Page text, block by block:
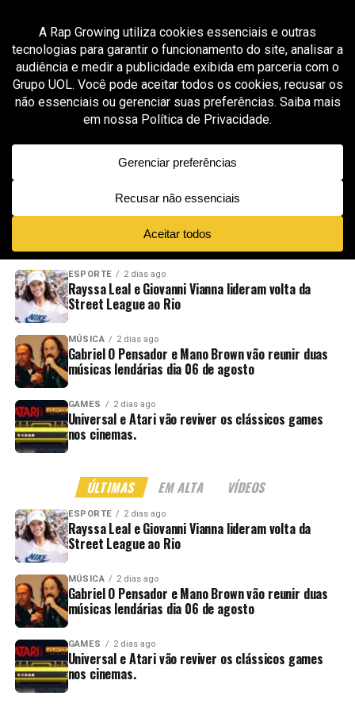
All posts tagged "imersão na Saba"
ENTRETENIMENTO 7 meses ago
Planeta Atlântida e PUCRS lançam
masterclass com imersão nos bastidores do
festival
NOVIDADES EM ALTA VÍDEOS
ESPORTE 2 dias ago
Rayssa Leal e Giovanni Vianna lideram volta da
Street League ao Rio
MÚSICA 2 dias ago
Gabriel O Pensador e Mano Brown vão reunir duas
músicas lendárias dia 06 de agosto
GAMES 2 dias ago
Universal e Atari vão reviver os clássicos games
nos cinemas.
ÚLTIMAS EM ALTA VÍDEOS
ESPORTE 2 dias ago
Rayssa Leal e Giovanni Vianna lideram volta da
Street League ao Rio
MÚSICA 2 dias ago
Gabriel O Pensador e Mano Brown vão reunir duas
músicas lendárias dia 06 de agosto
GAMES 2 dias ago
Universal e Atari vão reviver os clássicos games
nos cinemas.